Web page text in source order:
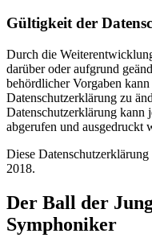
Gültigkeit der
Durch die
darüber oder aufgrund
behördlicher Vorgaben
Datenschutzerklärung zu
Datenschutzerklärung kann
abgerufen und ausgedruckt
Diese
2018.
Der Ball der
Symphoniker